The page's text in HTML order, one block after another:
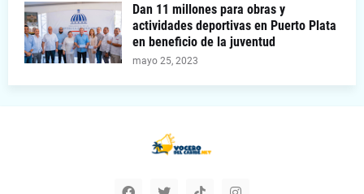
Dan 11 millones para obras y
actividades deportivas en Puerto Plata
en beneficio de la juventud
mayo 25, 2023